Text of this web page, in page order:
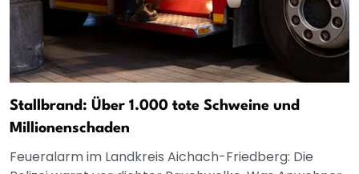
Stallbrand: Über 1.000 tote Schweine und
Millionenschaden
Feueralarm im Landkreis Aichach-Friedberg: Die